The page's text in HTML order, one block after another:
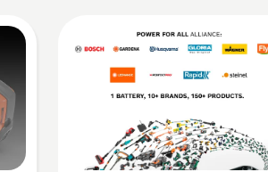
produktchef på avdelningen
för el- och batteridrivna